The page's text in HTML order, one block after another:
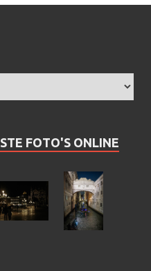
FOTO'S ONLINE